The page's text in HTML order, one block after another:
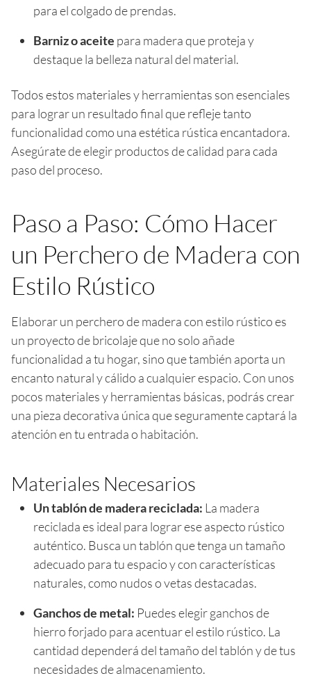
para el colgado de prendas.
Barniz o aceite para madera que proteja y
destaque la belleza natural del material.
Todos estos materiales y herramientas son esenciales
para lograr un resultado final que refleje tanto
funcionalidad como una estética rústica encantadora.
Asegúrate de elegir productos de calidad para cada
paso del proceso.
Paso a Paso: Cómo Hacer
un Perchero de Madera con
Estilo Rústico
Elaborar un perchero de madera con estilo rústico es
un proyecto de bricolaje que no solo añade
funcionalidad a tu hogar, sino que también aporta un
encanto natural y cálido a cualquier espacio. Con unos
pocos materiales y herramientas básicas, podrás crear
una pieza decorativa única que seguramente captará la
atención en tu entrada o habitación.
Materiales Necesarios
Un tablón de madera reciclada: La madera
reciclada es ideal para lograr ese aspecto rústico
auténtico. Busca un tablón que tenga un tamaño
adecuado para tu espacio y con características
naturales, como nudos o vetas destacadas.
Ganchos de metal: Puedes elegir ganchos de
hierro forjado para acentuar el estilo rústico. La
cantidad dependerá del tamaño del tablón y de tus
necesidades de almacenamiento.